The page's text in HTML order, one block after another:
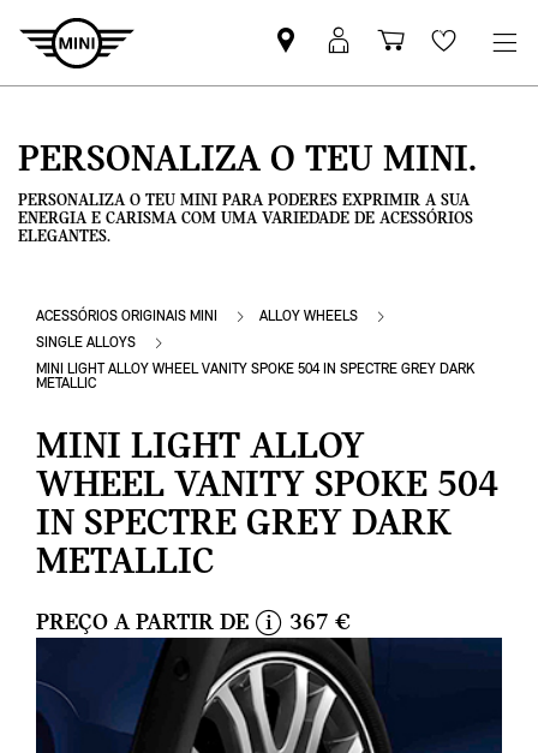
Pesquisar
parceiro
Iniciar
sessão
Carrinho
de
Wishlist
PERSONALIZA O TEU MINI.
PERSONALIZA O TEU MINI PARA PODERES EXPRIMIR A SUA
ENERGIA E CARISMA COM UMA VARIEDADE DE ACESSÓRIOS
ELEGANTES.
ACESSÓRIOS ORIGINAIS MINI
ALLOY WHEELS
SINGLE ALLOYS
MINI LIGHT ALLOY WHEEL VANITY SPOKE 504 IN SPECTRE GREY DARK
METALLIC
MINI LIGHT ALLOY
WHEEL VANITY SPOKE 504
IN SPECTRE GREY DARK
METALLIC
PREÇO A PARTIR DE
i
n
f
o
367 €